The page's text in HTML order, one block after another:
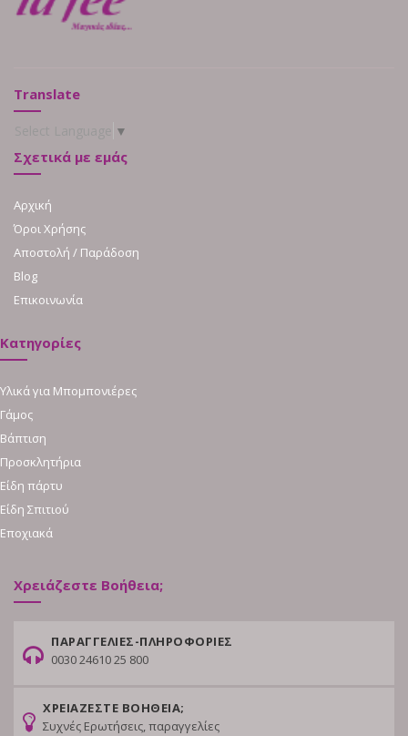
Translate
▼
Σχετικά με εμάς
Αρχική
Όροι Χρήσης
Αποστολή / Παράδοση
Blog
Επικοινωνία
Κατηγορίες
Υλικά για Μπομπονιέρες
Γάμος
Βάπτιση
Προσκλητήρια
Είδη πάρτυ
Είδη Σπιτιού
Εποχιακά
Χρειάζεστε Βοήθεια;
ΠΑΡΑΓΓΕΛΙΕΣ-ΠΛΗΡΟΦΟΡΙΕΣ
0030 24610 25 800
ΧΡΕΙΑΖΕΣΤΕ ΒΟΗΘΕΙΑ;
Συχνές Ερωτήσεις, παραγγελίες